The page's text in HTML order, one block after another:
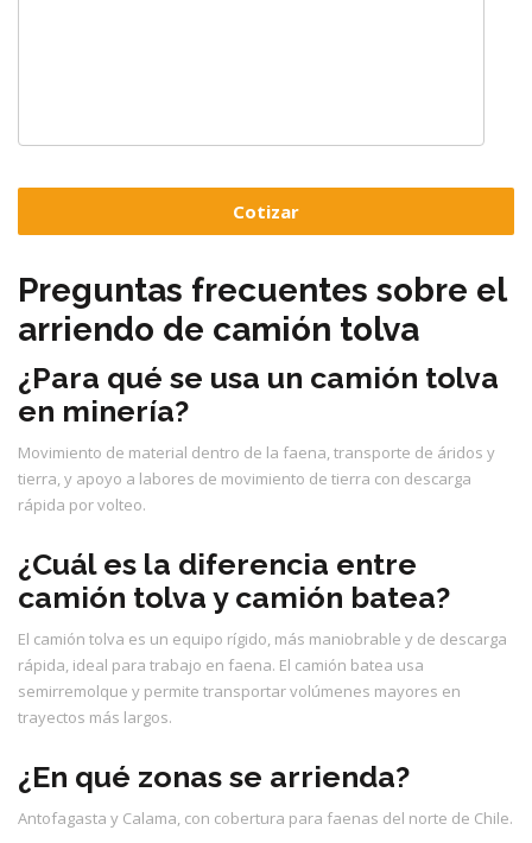
Preguntas frecuentes sobre el
arriendo de camión tolva
¿Para qué se usa un camión tolva
en minería?
Movimiento de material dentro de la faena, transporte de áridos y
tierra, y apoyo a labores de movimiento de tierra con descarga
rápida por volteo.
¿Cuál es la diferencia entre
camión tolva y camión batea?
El camión tolva es un equipo rígido, más maniobrable y de descarga
rápida, ideal para trabajo en faena. El camión batea usa
semirremolque y permite transportar volúmenes mayores en
trayectos más largos.
¿En qué zonas se arrienda?
Antofagasta y Calama, con cobertura para faenas del norte de Chile.